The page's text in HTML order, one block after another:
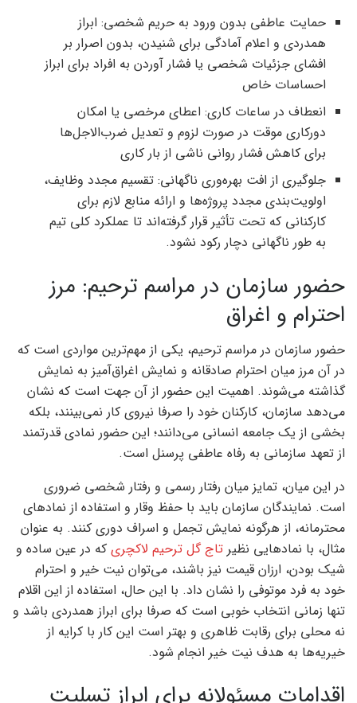
حمایت عاطفی بدون ورود به حریم شخصی: ابراز
همدردی و اعلام آمادگی برای شنیدن، بدون اصرار بر
افشای جزئیات شخصی یا فشار آوردن به افراد برای ابراز
احساسات خاص
انعطاف در ساعات کاری: اعطای مرخصی یا امکان
دورکاری موقت در صورت لزوم و تعدیل ضرب‌الاجل‌ها
برای کاهش فشار روانی ناشی از بار کاری
جلوگیری از افت بهره‌وری ناگهانی: تقسیم مجدد وظایف،
اولویت‌بندی مجدد پروژه‌ها و ارائه منابع لازم برای
کارکنانی که تحت تأثیر قرار گرفته‌اند تا عملکرد کلی تیم
به طور ناگهانی دچار رکود نشود.
حضور سازمان در مراسم ترحیم: مرز
احترام و اغراق
حضور سازمان در مراسم ترحیم، یکی از مهم‌ترین مواردی است که
در آن مرز میان احترام صادقانه و نمایش اغراق‌آمیز به نمایش
گذاشته می‌شوند. اهمیت این حضور از آن جهت است که نشان
می‌دهد سازمان، کارکنان خود را صرفا نیروی کار نمی‌بینند، بلکه
بخشی از یک جامعه انسانی می‌دانند؛ این حضور نمادی قدرتمند
از تعهد سازمانی به رفاه عاطفی پرسنل است.
در این میان، تمایز میان رفتار رسمی و رفتار شخصی ضروری
است. نمایندگان سازمان باید با حفظ وقار و استفاده از نمادهای
محترمانه، از هرگونه نمایش تجمل و اسراف دوری کنند. به عنوان
مثال، با نمادهایی نظیر تاج گل ترحیم لاکچری که در عین ساده و
شیک بودن، ارزان قیمت نیز باشند، می‌توان نیت خیر و احترام
خود به فرد موتوفی را نشان داد. با این حال، استفاده از این اقلام
تنها زمانی انتخاب خوبی است که صرفا برای ابراز همدردی باشد و
نه محلی برای رقابت ظاهری و بهتر است این کار با کرایه از
خیریه‌ها به هدف نیت خیر انجام شود.
اقدامات مسئولانه برای ابراز تسلیت